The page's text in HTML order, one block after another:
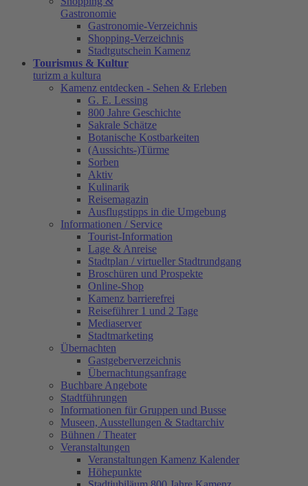
Gastronomie
Gastronomie-Verzeichnis
Shopping-Verzeichnis
Stadtgutschein Kamenz
Tourismus & Kultur
turizm a kultura
Kamenz entdecken - Sehen & Erleben
G. E. Lessing
800 Jahre Geschichte
Sakrale Schätze
Botanische Kostbarkeiten
(Aussichts-)Türme
Sorben
Aktiv
Kulinarik
Reisemagazin
Ausflugstipps in die Umgebung
Informationen / Service
Tourist-Information
Lage & Anreise
Stadtplan / virtueller Stadtrundgang
Broschüren und Prospekte
Online-Shop
Kamenz barrierefrei
Reiseführer 1 und 2 Tage
Mediaserver
Stadtmarketing
Übernachten
Gastgeberverzeichnis
Übernachtungsanfrage
Buchbare Angebote
Stadtführungen
Informationen für Gruppen und Busse
Museen, Ausstellungen & Stadtarchiv
Bühnen / Theater
Veranstaltungen
Veranstaltungen Kamenz Kalender
Höhepunkte